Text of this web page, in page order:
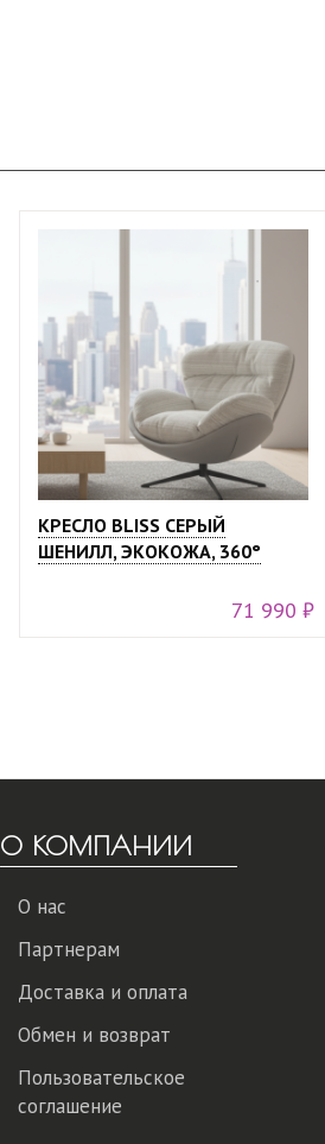
КРЕСЛО BLISS СЕРЫЙ
ШЕНИЛЛ, ЭКОКОЖА, 360°
71 990 ₽
О КОМПАНИИ
О нас
Партнерам
Доставка и оплата
Обмен и возврат
Пользовательское
соглашение